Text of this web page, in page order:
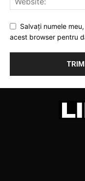
Salvați numele
acest browser pentru